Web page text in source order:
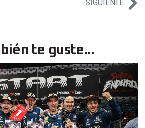
SIGUIENTE
te guste...